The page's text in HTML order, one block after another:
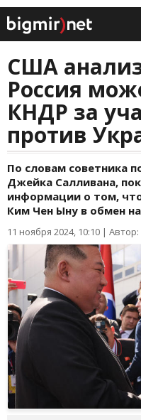
США
Россия
КНДР за
против
По словам советника
Джейка Салливана,
информации о том,
Ким Чен Ыну в обмен
11 ноября 2024, 10:10 |